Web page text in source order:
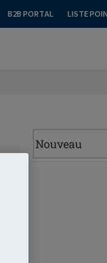
B2B PORTAL LISTE